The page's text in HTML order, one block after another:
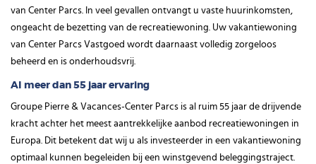
van Center Parcs. In veel gevallen ontvangt u vaste huurinkomsten,
ongeacht de bezetting van de recreatiewoning. Uw vakantiewoning
van Center Parcs Vastgoed wordt daarnaast volledig zorgeloos
beheerd en is onderhoudsvrij.
Al meer dan 55 jaar ervaring
Groupe Pierre & Vacances-Center Parcs is al ruim 55 jaar de drijvende
kracht achter het meest aantrekkelijke aanbod recreatiewoningen in
Europa. Dit betekent dat wij u als investeerder in een vakantiewoning
optimaal kunnen begeleiden bij een winstgevend beleggingstraject.